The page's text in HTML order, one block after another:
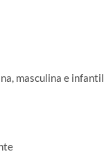
masculina e infantil